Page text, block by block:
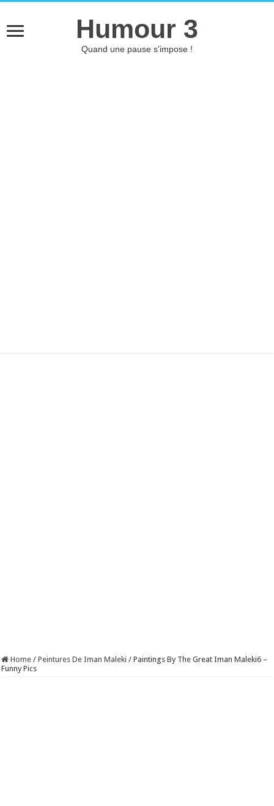
Humour 3
Quand une pause s'impose !
Home / Peintures De Iman Maleki / Paintings By The Great Iman Maleki6 –
Funny Pics